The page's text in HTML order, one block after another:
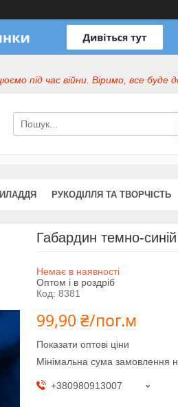
під час війни. Віримо, все буде
РУКОДІЛЛЯ ТА ТВОРЧІСТЬ
Габардин темно-синій
Немає в наявності
Оптом і в роздріб
Код: 8381
99,90 ₴/пог.м
Показати оптові ціни
Мінімальна сума замовлення
+380980913007